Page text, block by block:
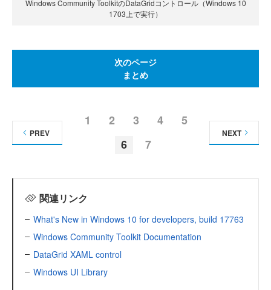
Windows Community ToolkitのDataGridコントロール（Windows 10
1703上で実行）
次のページ
まとめ
1 2 3 4
5
6
7
PREV NEXT
関連リンク
What's New in Windows 10 for developers, build 17763
Windows Community Toolkit Documentation
DataGrid XAML control
Windows UI Library